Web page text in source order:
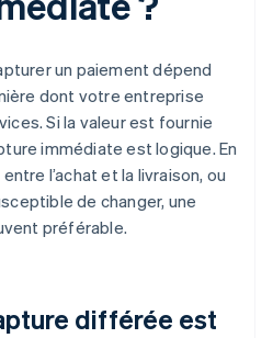
un paiement dépend
dont votre entreprise
Si la valeur est fournie
immédiate est logique. En
l’achat et la livraison, ou
de changer, une
préférable.
différée est